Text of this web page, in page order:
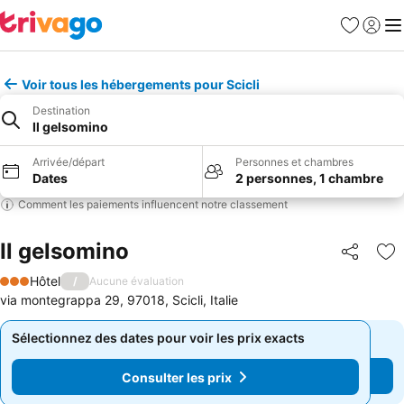
Favoris
Se
Voir tous les hébergements pour Scicli
Destination
Il gelsomino
Arrivée/départ
Dates
Personnes et chambres
2 personnes, 1 chambre
Comment les paiements influencent notre classement
Il gelsomino Partager
3 Étoiles
Hôtel / Aucune évaluation
via montegrappa 29, 97018, Scicli, Italie
Sélectionnez des dates pour voir les prix exacts
Consulter les prix
Sélectionnez des dates pour voir les prix exacts
Consulter les prix